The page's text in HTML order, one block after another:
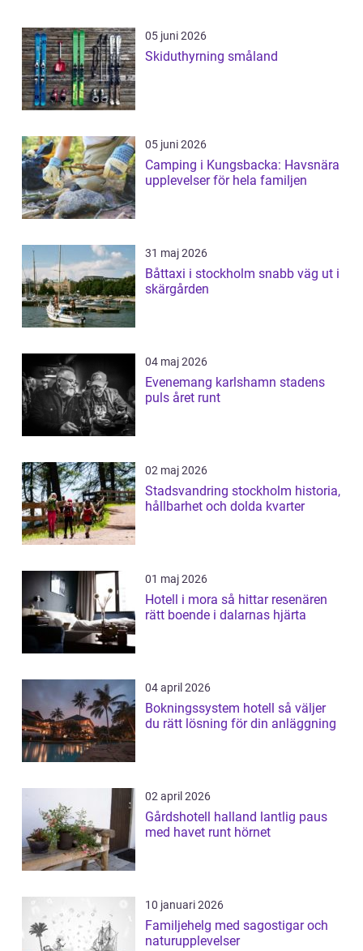
05 juni 2026
Skiduthyrning småland
05 juni 2026
Camping i Kungsbacka: Havsnära
upplevelser för hela familjen
31 maj 2026
Båttaxi i stockholm snabb väg ut i
skärgården
04 maj 2026
Evenemang karlshamn stadens
puls året runt
02 maj 2026
Stadsvandring stockholm historia,
hållbarhet och dolda kvarter
01 maj 2026
Hotell i mora så hittar resenären
rätt boende i dalarnas hjärta
04 april 2026
Bokningssystem hotell så väljer
du rätt lösning för din anläggning
02 april 2026
Gårdshotell halland lantlig paus
med havet runt hörnet
10 januari 2026
Familjehelg med sagostigar och
naturupplevelser